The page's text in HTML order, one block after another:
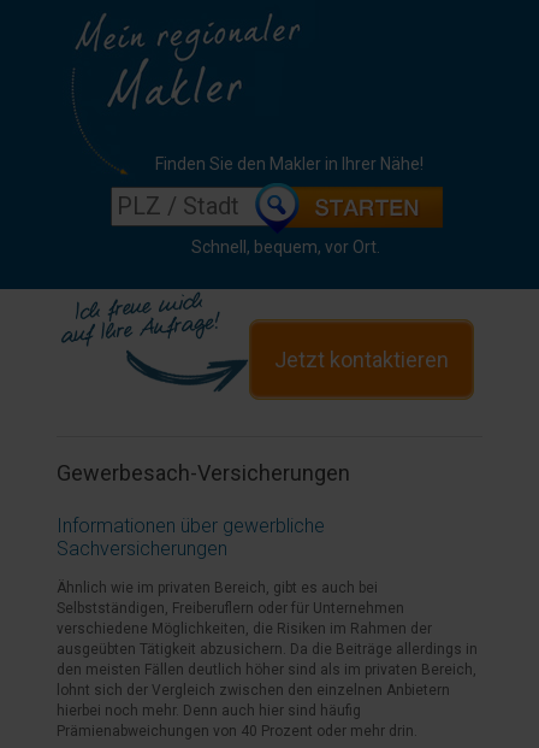
Finden Sie den Makler in Ihrer Nähe!
Schnell, bequem, vor Ort.
Jetzt kontaktieren
Gewerbesach-Versicherungen
Informationen über gewerbliche
Sachversicherungen
Ähnlich wie im privaten Bereich, gibt es auch bei
Selbstständigen, Freiberuflern oder für Unternehmen
verschiedene Möglichkeiten, die Risiken im Rahmen der
ausgeübten Tätigkeit abzusichern. Da die Beiträge allerdings in
den meisten Fällen deutlich höher sind als im privaten Bereich,
lohnt sich der Vergleich zwischen den einzelnen Anbietern
hierbei noch mehr. Denn auch hier sind häufig
Prämienabweichungen von 40 Prozent oder mehr drin.